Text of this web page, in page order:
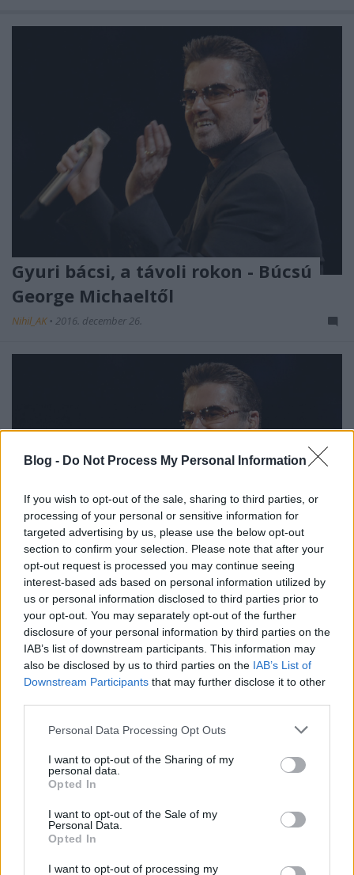
Blog - Do Not Process My Personal Information
If you wish to opt-out of the sale, sharing to third parties, or
processing of your personal or sensitive information for
targeted advertising by us, please use the below opt-out
section to confirm your selection. Please note that after your
opt-out request is processed you may continue seeing
interest-based ads based on personal information utilized by
us or personal information disclosed to third parties prior to
your opt-out. You may separately opt-out of the further
disclosure of your personal information by third parties on the
IAB’s list of downstream participants. This information may
also be disclosed by us to third parties on the IAB’s List of
Downstream Participants that may further disclose it to other
Please note that this website/app uses one or more Google
not limited to your visit or usage behaviour. You may click to
grant or deny consent to Google and its third-party tags to
use your data for below specified purposes in below Google
consent section.
Personal Data Processing Opt Outs
I want to opt-out of the Sharing of my
personal data.
Opted In
I want to opt-out of the Sale of my
Personal Data.
Opted In
I want to opt-out of processing my
Gyuri bácsi, a távoli rokon - Búcsú
George Michaeltől
Nihil_AK • 2016. december 26.
Emlékszem, olyan 2000 környékén coming-outolt
Kozma Ricsi barátom, első zenekarom kiváló
dobosa, hogy mostanában már kicsit fárasztja a
metál, ...